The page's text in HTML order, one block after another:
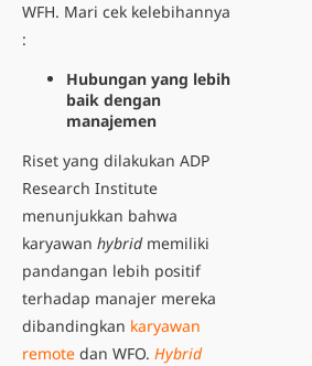
WFH. Mari cek kelebihannya
:
Hubungan yang lebih
baik dengan
manajemen
Riset yang dilakukan ADP
Research Institute
menunjukkan bahwa
karyawan hybrid memiliki
pandangan lebih positif
terhadap manajer mereka
dibandingkan karyawan
remote dan WFO. Hybrid